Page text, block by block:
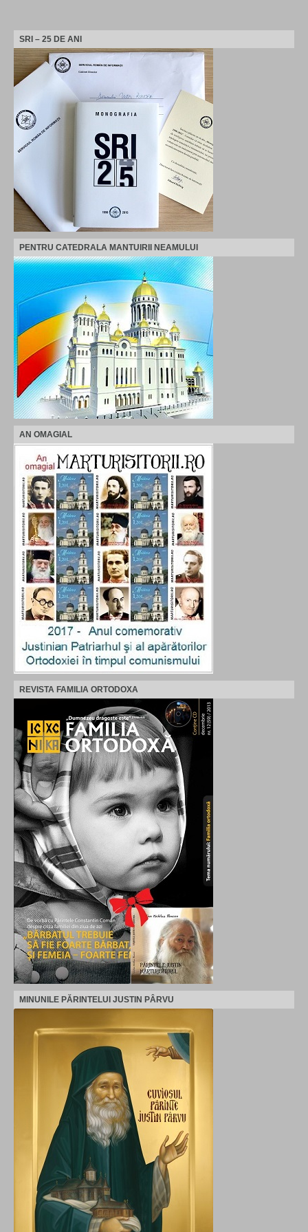
SRI – 25 DE ANI
PENTRU CATEDRALA MANTUIRII NEAMULUI
AN OMAGIAL
REVISTA FAMILIA ORTODOXA
MINUNILE PĂRINTELUI JUSTIN PÂRVU